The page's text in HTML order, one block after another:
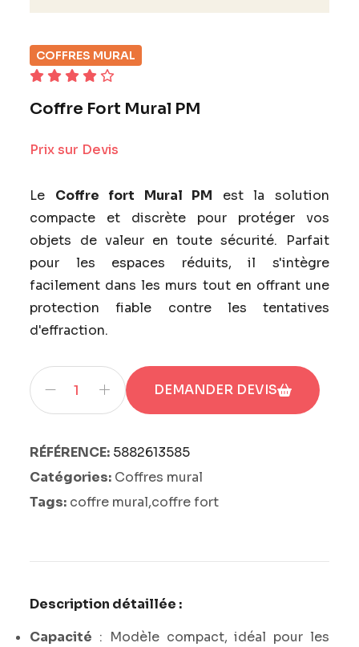
COFFRES MURAL
Coffre Fort Mural PM
Prix sur Devis
Le Coffre fort Mural PM est la solution
compacte et discrète pour protéger vos
objets de valeur en toute sécurité. Parfait
pour les espaces réduits, il s'intègre
facilement dans les murs tout en offrant une
protection fiable contre les tentatives
d'effraction.
DEMANDER DEVIS
RÉFÉRENCE: 5882613585
Catégories: Coffres mural
Tags: coffre mural,coffre fort
Description détaillée :
Capacité : Modèle compact, idéal pour les